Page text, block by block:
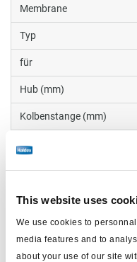
This website uses
We use cookies to
media features and to
about your use of our site
Membrane
Typ
für
Hub (mm)
Kolbenstange (mm)
Kolbenstangengewinde
Schutz
Anwendung
Zentralanschluss
Seitenanschluss